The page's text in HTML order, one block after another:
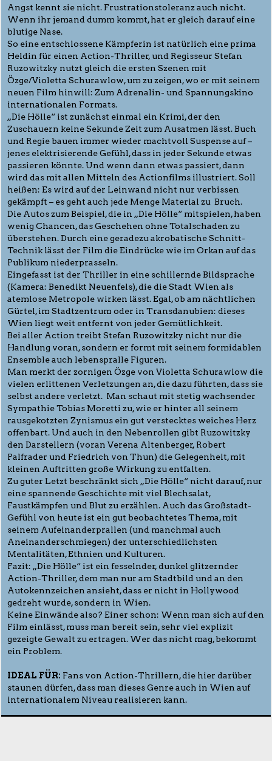
Angst kennt sie nicht. Frustrationstoleranz auch nicht.
Wenn ihr jemand dumm kommt, hat er gleich darauf eine
blutige Nase.
So eine entschlossene Kämpferin ist natürlich eine prima
Heldin für einen Action-Thriller, und Regisseur Stefan
Ruzowitzky nutzt gleich die ersten Szenen mit
Özge/Violetta Schurawlow, um zu zeigen, wo er mit seinem
neuen Film hinwill: Zum Adrenalin- und Spannungskino
internationalen Formats.
„Die Hölle“ ist zunächst einmal ein Krimi, der den
Zuschauern keine Sekunde Zeit zum Ausatmen lässt. Buch
und Regie bauen immer wieder machtvoll Suspense auf –
jenes elektrisierende Gefühl, dass in jeder Sekunde etwas
passieren könnte. Und wenn dann etwas passiert, dann
wird das mit allen Mitteln des Actionfilms illustriert. Soll
heißen: Es wird auf der Leinwand nicht nur verbissen
gekämpft – es geht auch jede Menge Material zu Bruch.
Die Autos zum Beispiel, die in „Die Hölle“ mitspielen, haben
wenig Chancen, das Geschehen ohne Totalschaden zu
überstehen. Durch eine geradezu akrobatische Schnitt-
Technik lässt der Film die Eindrücke wie im Orkan auf das
Publikum niederprasseln.
Eingefasst ist der Thriller in eine schillernde Bildsprache
(Kamera: Benedikt Neuenfels), die die Stadt Wien als
atemlose Metropole wirken lässt. Egal, ob am nächtlichen
Gürtel, im Stadtzentrum oder in Transdanubien: dieses
Wien liegt weit entfernt von jeder Gemütlichkeit.
Bei aller Action treibt Stefan Ruzowitzky nicht nur die
Handlung voran, sondern er formt mit seinem formidablen
Ensemble auch lebenspralle Figuren.
Man merkt der zornigen Özge von Violetta Schurawlow die
vielen erlittenen Verletzungen an, die dazu führten, dass sie
selbst andere verletzt. Man schaut mit stetig wachsender
Sympathie Tobias Moretti zu, wie er hinter all seinem
rausgekotzten Zynismus ein gut verstecktes weiches Herz
offenbart. Und auch in den Nebenrollen gibt Ruzowitzky
den Darstellern (voran Verena Altenberger, Robert
Palfrader und Friedrich von Thun) die Gelegenheit, mit
kleinen Auftritten große Wirkung zu entfalten.
Zu guter Letzt beschränkt sich „Die Hölle“ nicht darauf, nur
eine spannende Geschichte mit viel Blechsalat,
Faustkämpfen und Blut zu erzählen. Auch das Großstadt-
Gefühl von heute ist ein gut beobachtetes Thema, mit
seinem Aufeinanderprallen (und manchmal auch
Aneinanderschmiegen) der unterschiedlichsten
Mentalitäten, Ethnien und Kulturen.
Fazit: „Die Hölle“ ist ein fesselnder, dunkel glitzernder
Action-Thriller, dem man nur am Stadtbild und an den
Autokennzeichen ansieht, dass er nicht in Hollywood
gedreht wurde, sondern in Wien.
Keine Einwände also? Einer schon: Wenn man sich auf den
Film einlässt, muss man bereit sein, sehr viel explizit
gezeigte Gewalt zu ertragen. Wer das nicht mag, bekommt
ein Problem.
IDEAL FÜR: Fans von Action-Thrillern, die hier darüber
staunen dürfen, dass man dieses Genre auch in Wien auf
internationalem Niveau realisieren kann.